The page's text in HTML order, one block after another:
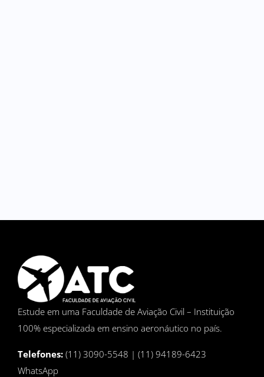
Estude em uma Faculdade de Aviação Civil – Instituição
100% especializada em ensino aeronáutico no país.
Telefones: (11) 3090-5548 | (11) 94189-6423
WhatsApp